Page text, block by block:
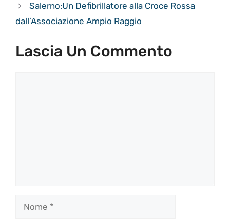
Salerno:Un Defibrillatore alla Croce Rossa
dall’Associazione Ampio Raggio
Lascia Un Commento